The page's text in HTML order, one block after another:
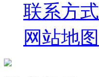
联系方式
网站地图